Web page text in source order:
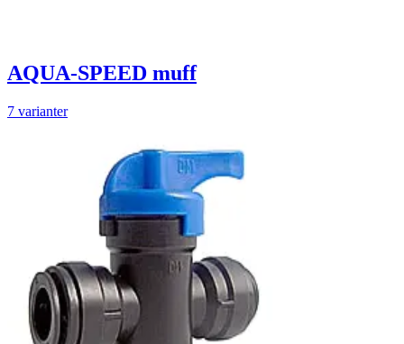
AQUA-SPEED muff
7 varianter